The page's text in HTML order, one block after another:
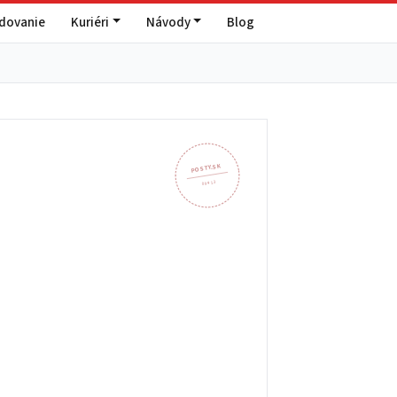
Kuriéri Návody Blog
POSTY.SK
094 13